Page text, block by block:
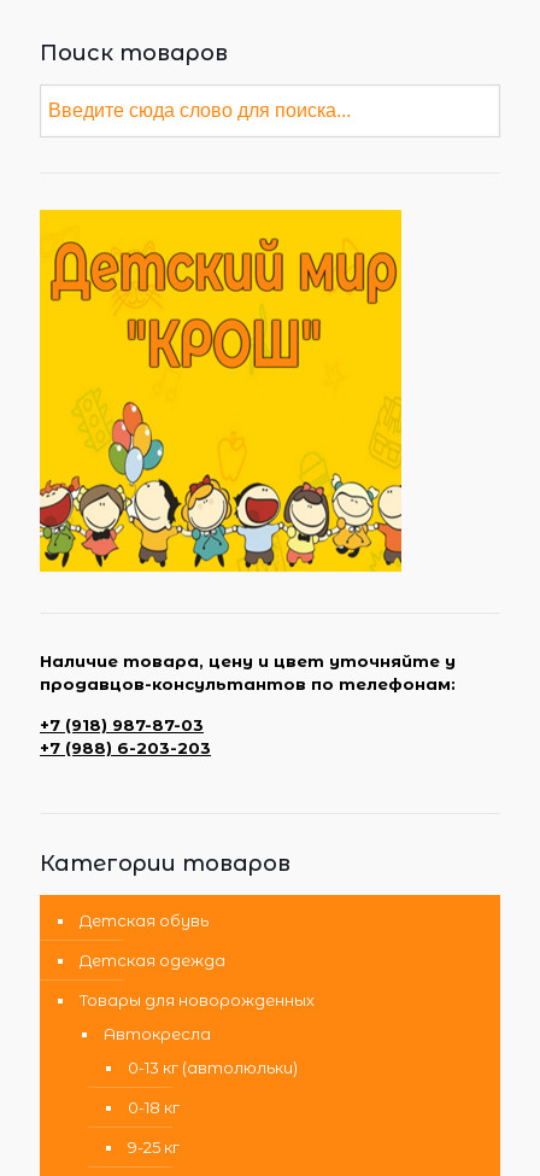
Поиск товаров
Наличие товара, цену и цвет уточняйте у
продавцов-консультантов по телефонам:
+7 (918) 987-87-03
+7 (988) 6-203-203
Категории товаров
Детская обувь
Детская одежда
Товары для новорожденных
Автокресла
0-13 кг (автолюльки)
0-18 кг
9-25 кг